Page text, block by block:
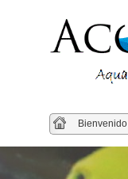
Bienvenido